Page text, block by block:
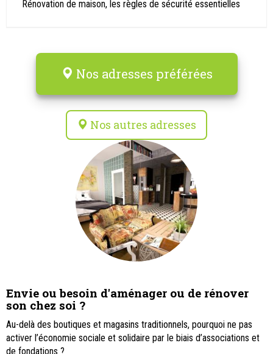
Rénovation de maison, les règles de sécurité essentielles
Nos adresses préférées
Nos autres adresses
Envie ou besoin d'aménager ou de rénover
son chez soi ?
Au-delà des boutiques et magasins traditionnels, pourquoi ne pas
activer l’économie sociale et solidaire par le biais d’associations et
de fondations ?